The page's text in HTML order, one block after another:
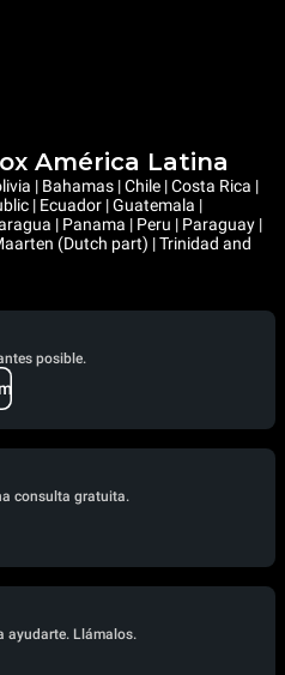
América Latina
| Bahamas | Chile | Costa Rica |
| Ecuador | Guatemala |
| Panama | Peru | Paraguay |
(Dutch part) | Trinidad and
posible.
consulta gratuita.
ayudarte. Llámalos.